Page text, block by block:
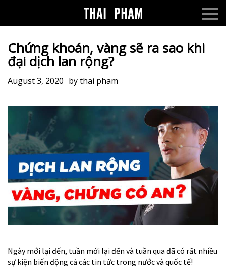
Chứng khoán, vàng sẽ ra sao khi
đại dịch lan rộng?
August 3, 2020 bythai pham
Ngày mới lại đến, tuần mới lại đến và tuần qua đã có rất nhiều
sự kiện biến động cả các tin tức trong nước và quốc tế!